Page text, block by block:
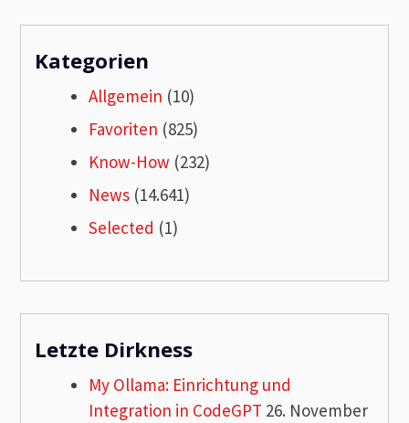
Kategorien
Allgemein (10)
Favoriten (825)
Know-How (232)
News (14.641)
Selected (1)
Letzte Dirkness
My Ollama: Einrichtung und
Integration in CodeGPT 26. November